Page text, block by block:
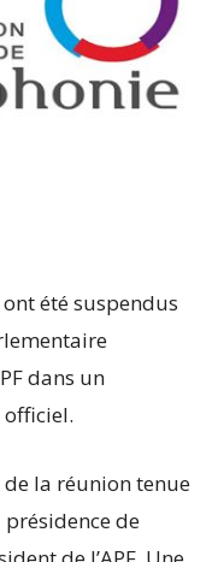
été suspendus
dans un
de la réunion tenue
de